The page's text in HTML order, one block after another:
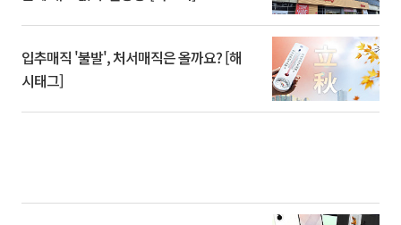
입추매직 '불발', 처서매직은 올까요? [해
시태그]